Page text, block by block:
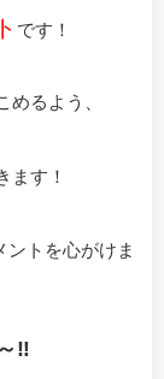
です！
めるよう、
ます！
ントを心がけま
‼